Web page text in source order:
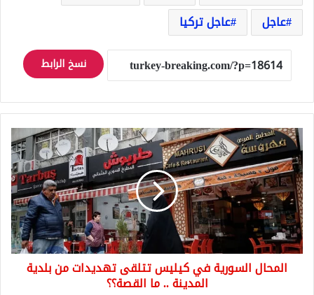
عاجل
عاجل تركيا
نسخ الرابط
المحال
السورية
في
كيليس
تتلقى
تهديدات
من
بلدية
المدينة
المحال السورية في كيليس تتلقى تهديدات من بلدية
المدينة .. ما القصة؟؟